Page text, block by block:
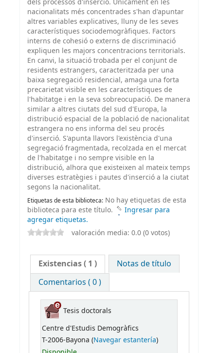
dels processos d'inserció. Únicament en les
nacionalitats més concentrades s'han d'apuntar
altres variables explicatives, lluny de les seves
característiques sociodemogràfiques. Factors
interns de cohesió o externs de discriminació
expliquen les majors concentracions territorials.
En canvi, la situació trobada per el conjunt de
residents estrangers, caracteritzada per una
baixa segregació residencial, amaga una forta
precarietat visible en les característiques de
l'habitatge i en la seva sobreocupació. De manera
similar a altres ciutats del sud d'Europa, la
distribució espacial de la població de nacionalitat
estrangera no ens informa del seu procés
d'inserció. S'apunta llavors l'existència d'una
segregació fragmentada, recolzada en el mercat
de l'habitatge i no sempre visible en la
distribució, alhora que existeixen al mateix temps
diverses estratègies i pautes d'inserció a la ciutat
segons la nacionalitat.
Etiquetas de esta biblioteca: No hay etiquetas de esta
biblioteca para este título.
Ingresar para
agregar etiquetas.
valoración media: 0.0 (0 votos)
Existencias( 1 )
Notas de título
Comentarios ( 0 )
Tesis doctorals
Centre d'Estudis Demogràfics
T-2006-Bayona (Navegar estantería)